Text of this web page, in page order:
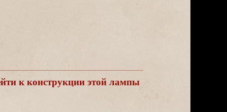
к конструкции этой лампы